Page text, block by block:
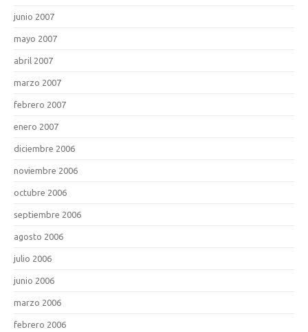
junio 2007
mayo 2007
abril 2007
marzo 2007
febrero 2007
enero 2007
diciembre 2006
noviembre 2006
octubre 2006
septiembre 2006
agosto 2006
julio 2006
junio 2006
marzo 2006
febrero 2006